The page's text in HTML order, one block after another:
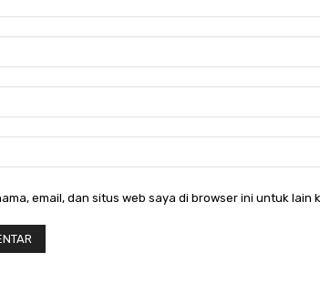
email, dan situs web saya di browser ini untuk lain